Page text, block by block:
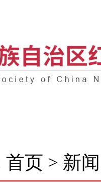
首页 > 新